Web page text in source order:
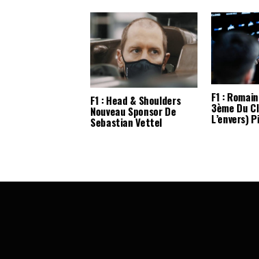
F1 : Head & Shoulders
Nouveau Sponsor De
Sebastian Vettel
F1 :
3ème Du
L’envers)